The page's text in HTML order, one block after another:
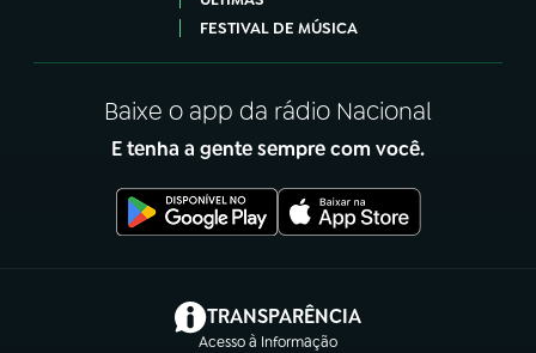
FESTIVAL DE MÚSICA
Baixe o app da rádio Nacional
E tenha a gente sempre com você.
TRANSPARÊNCIA
Acesso à Informação
(abre em nova aba)